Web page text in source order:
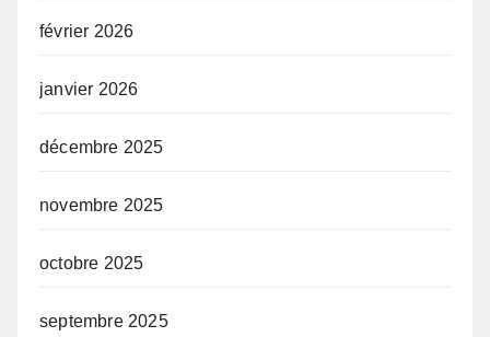
février 2026
janvier 2026
décembre 2025
novembre 2025
octobre 2025
septembre 2025